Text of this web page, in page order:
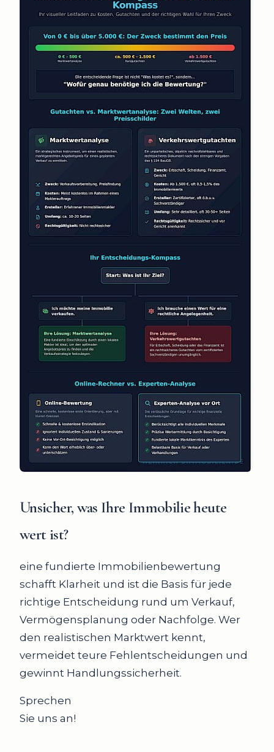
Unsicher, was Ihre Immobilie heute
wert ist?
eine fundierte Immobilienbewertung
schafft Klarheit und ist die Basis für jede
richtige Entscheidung rund um Verkauf,
Vermögensplanung oder Nachfolge. Wer
den realistischen Marktwert kennt,
vermeidet teure Fehlentscheidungen und
gewinnt Handlungssicherheit.
Sprechen
Sie uns an!